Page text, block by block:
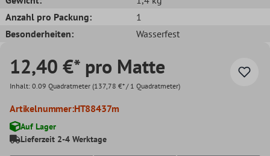
Anzahl pro Packung:
1
Besonderheiten:
Wasserfest
12,40 €* pro Matte
Inhalt: 0.09 Quadratmeter (137,78 €* / 1 Quadratmeter)
Artikelnummer:HT88437m
Auf Lager
Lieferzeit 2-4 Werktage